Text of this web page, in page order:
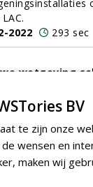
2022
293 sec
wetgeving
deze zomer is de
op het gebied
van
nog onbekend,
eraan
BV
te zijn onze
wensen en
maken wij